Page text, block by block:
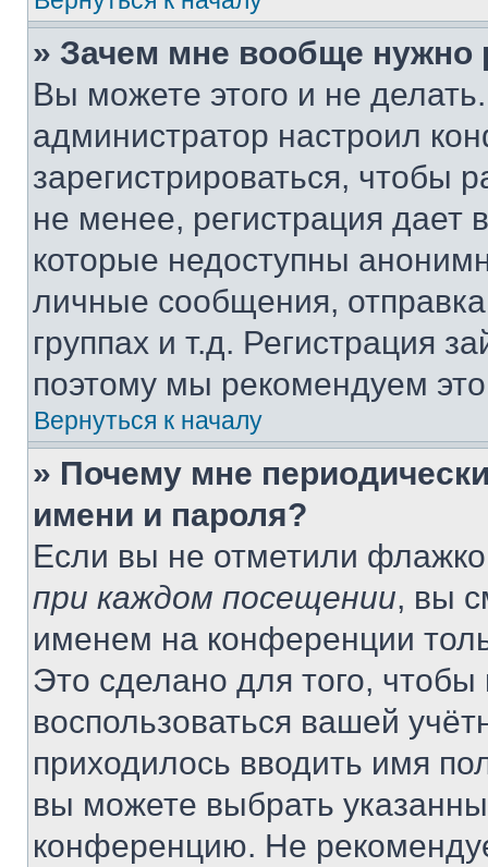
» Зачем мне вообще нужно
Вы можете этого и не
администратор настроил
зарегистрироваться, чтобы
не менее, регистрация
которые недоступны
личные сообщения,
группах и т.д. Регистрация
поэтому мы рекомендуем
Вернуться к началу
» Почему мне
имени и пароля?
Если вы не отметили
при каждом посещении, вы
именем на конференции
Это сделано для того, чтобы
воспользоваться вашей
приходилось вводить имя
вы можете выбрать
конференцию. Не